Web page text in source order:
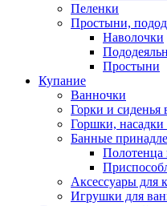
Пеленки
Простыни,
Наволочки
Простыни
Купание
Ванночки
Горки и сиденья
Горшки, насадки
Банные
Полотенца
Аксессуары для
Игрушки для